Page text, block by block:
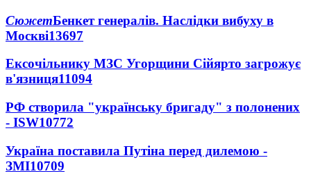
СюжетБенкет генералів. Наслідки вибуху в
Москві13697
Ексочільнику МЗС Угорщини Сійярто загрожує
в'язниця11094
РФ створила "українську бригаду" з полонених
- ISW10772
Україна поставила Путіна перед дилемою -
ЗМІ10709